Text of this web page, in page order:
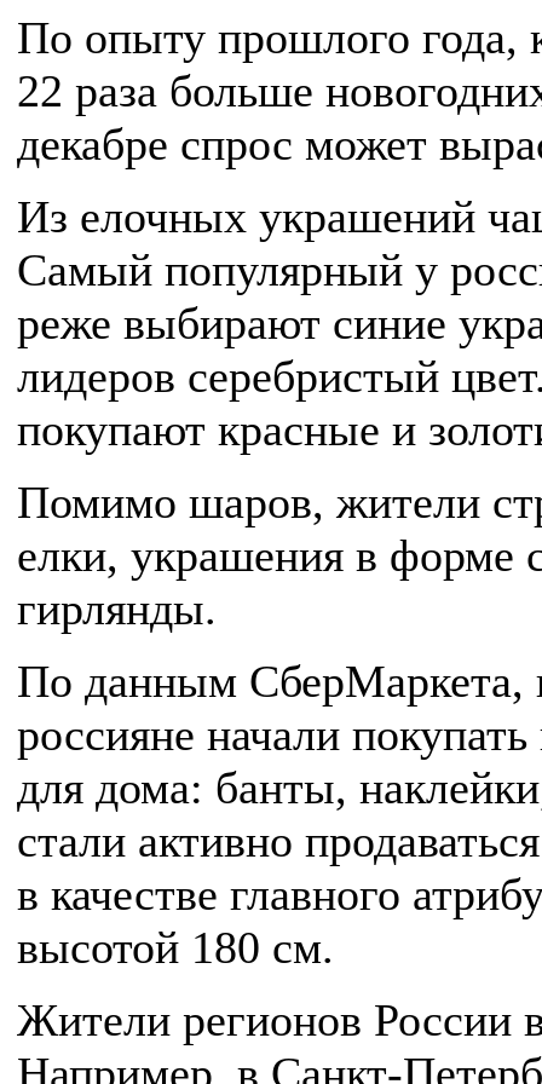
По опыту прошлого года,
22 раза больше
декабре спрос может
Из елочных украшений
Самый популярный у
реже выбирают синие
лидеров серебристый
покупают красные и
Помимо шаров, жители
елки, украшения в форме
гирлянды.
По данным СберМаркета,
россияне начали
для дома: банты,
стали активно
в качестве главного
высотой 180 см.
Жители регионов России
Например, в Санкт-